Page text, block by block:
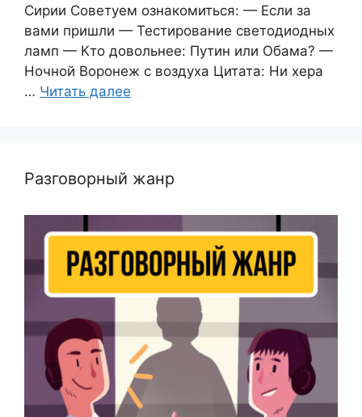
Сирии Советуем ознакомиться: — Если за
вами пришли — Тестирование светодиодных
ламп — Кто довольнее: Путин или Обама? —
Ночной Воронеж с воздуха Цитата: Ни хера
… Читать далее
Разговорный жанр